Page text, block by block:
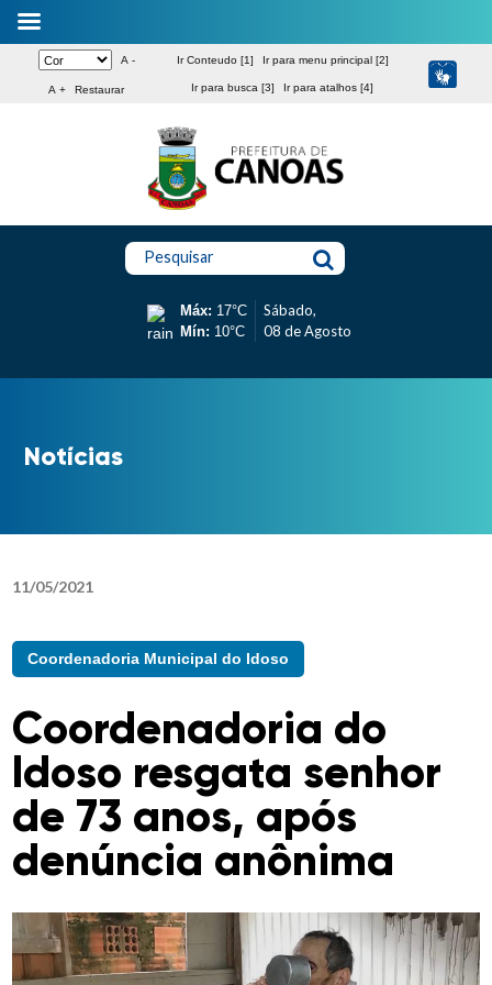
A -
A + Restaurar
Ir Conteudo [1] Ir para menu principal [2]
Ir para busca [3] Ir para atalhos [4]
Pesquisar
Máx: 17°C
Mín: 10°C
Sábado,
08 de Agosto
Notícias
11/05/2021
Coordenadoria Municipal do Idoso
Coordenadoria do
Idoso resgata senhor
de 73 anos, após
denúncia anônima